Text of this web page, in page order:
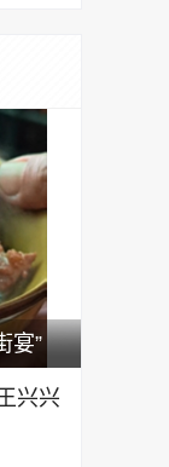
宴”
兴兴